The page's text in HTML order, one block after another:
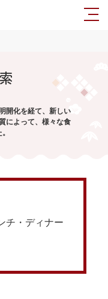
開化を経て、新しい
によって、様々な食
チ・ディナー